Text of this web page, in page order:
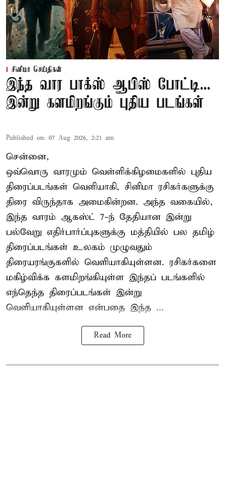
சினிமா செய்திகள்
இந்த வார பாக்ஸ் ஆபிஸ் போட்டி...
இன்று களமிறங்கும் புதிய படங்கள்
Published on: 07 Aug 2026, 2:21 am
சென்னை,
ஒவ்வொரு வாரமும் வெள்ளிக்கிழமைகளில் புதிய
திரைப்படங்கள் வெளியாகி, சினிமா ரசிகர்களுக்கு
திரை விருந்தாக அமைகின்றன. அந்த வகையில்,
இந்த வாரம் ஆகஸ்ட் 7-ந் தேதியான இன்று
பல்வேறு எதிர்பார்ப்புகளுக்கு மத்தியில் பல தமிழ்
திரைப்படங்கள் உலகம் முழுவதும்
திரையரங்குகளில் வெளியாகியுள்ளன. ரசிகர்களை
மகிழ்விக்க களமிறங்கியுள்ள இந்தப் படங்களில்
எந்தெந்த திரைப்படங்கள் இன்று
வெளியாகியுள்ளன என்பதை இந்த ...
Read More